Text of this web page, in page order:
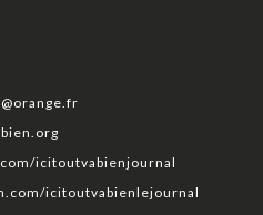
icitoutvabienjournal
icitoutvabienlejournal